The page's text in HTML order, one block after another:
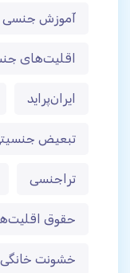
آموزش جنسی
اقلیت‌های
ایران‌پراید
تبعیض
تراجنسی
حقوق
خشونت خانگی